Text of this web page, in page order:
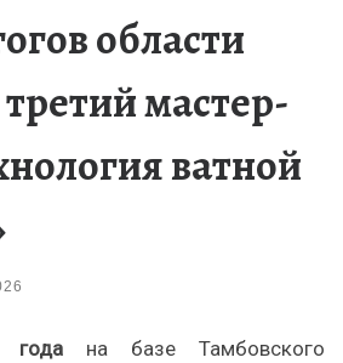
области
третий мастер-
ватной
года на базе Тамбовского